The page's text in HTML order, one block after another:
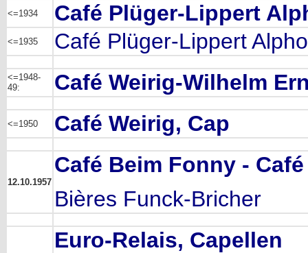
<=1934 Café Plüger-Lippert
<=1935 Café Plüger-Lippert
<=1948-
49:
Café Weirig-Wilhelm
<=1950 Café Weirig, Cap
12.10.1957
Café Beim Fonny -
Bières Funck-Bricher
Euro-Relais, Capellen